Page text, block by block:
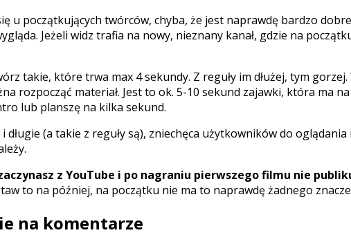
u początkujących twórców, chyba, że jest naprawdę bardzo
Jeżeli widz trafia na nowy, nieznany kanał, gdzie na
takie, które trwa max 4 sekundy. Z reguły im dłużej, tym
rozpocząć materiał. Jest to ok. 5-10 sekund zajawki, która ma
lub planszę na kilka sekund.
długie (a takie z reguły są), zniechęca użytkowników do
z YouTube i po nagraniu pierwszego filmu nie
to na później, na początku nie ma to naprawdę żadnego
na komentarze